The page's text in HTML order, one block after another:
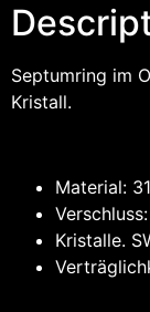
Septumring im
Kristall.
Material:
Kristalle.